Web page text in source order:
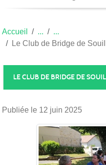
Accueil
Le Club de Bridge de
LE CLUB DE BRIDGE DE
Publiée le 12 juin 2025